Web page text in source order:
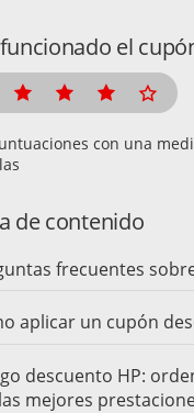
el
con una
de contenido
frecuentes
aplicar un cupón
descuento HP:
mejores